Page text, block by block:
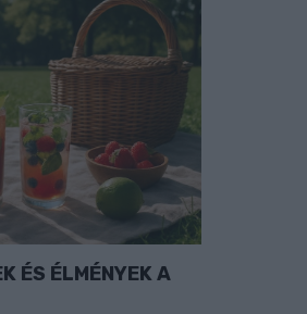
ÉS ÉLMÉNYEK A